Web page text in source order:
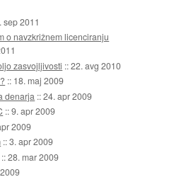
sep 2011
o navzkrižnem licenciranju
zasvojljivosti ::22. avg 2010
:: 18. maj 2009
denarja ::24. apr 2009
::9. apr 2009
2009
::3. apr 2009
::28. mar 2009